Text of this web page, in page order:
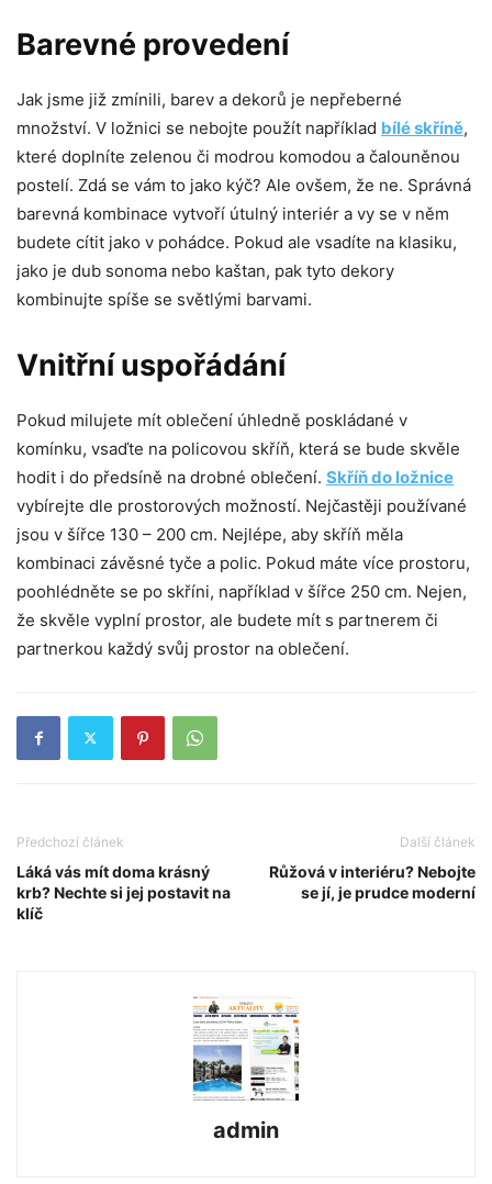
Barevné provedení
Jak jsme již zmínili, barev a dekorů je nepřeberné
množství. V ložnici se nebojte použít například bílé skříně,
které doplníte zelenou či modrou komodou a čalouněnou
postelí. Zdá se vám to jako kýč? Ale ovšem, že ne. Správná
barevná kombinace vytvoří útulný interiér a vy se v něm
budete cítit jako v pohádce. Pokud ale vsadíte na klasiku,
jako je dub sonoma nebo kaštan, pak tyto dekory
kombinujte spíše se světlými barvami.
Vnitřní uspořádání
Pokud milujete mít oblečení úhledně poskládané v
komínku, vsaďte na policovou skříň, která se bude skvěle
hodit i do předsíně na drobné oblečení. Skříň do ložnice
vybírejte dle prostorových možností. Nejčastěji používané
jsou v šířce 130 – 200 cm. Nejlépe, aby skříň měla
kombinaci závěsné tyče a polic. Pokud máte více prostoru,
poohlédněte se po skříni, například v šířce 250 cm. Nejen,
že skvěle vyplní prostor, ale budete mít s partnerem či
partnerkou každý svůj prostor na oblečení.
Předchozí článek
Láká vás mít doma krásný
krb? Nechte si jej postavit na
klíč
Další článek
Růžová v interiéru? Nebojte
se jí, je prudce moderní
admin